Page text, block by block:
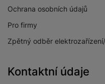
Ochrana osobních údajů
Pro firmy
Zpětný odběr
Kontaktní údaje